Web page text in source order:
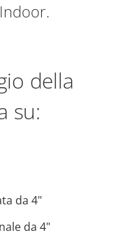
della
su:
da 4"
da 4"